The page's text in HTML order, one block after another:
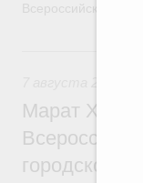
Всероссийского
Марат
городской